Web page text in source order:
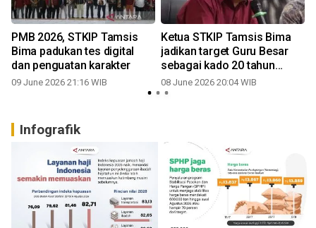
PMB 2026, STKIP Tamsis
Bima padukan tes digital
dan penguatan karakter
09 June 2026 21:16 WIB
Ketua STKIP Tamsis Bima
jadikan target Guru Besar
sebagai kado 20 tahun
institusi
08 June 2026 20:04 WIB
Infografik